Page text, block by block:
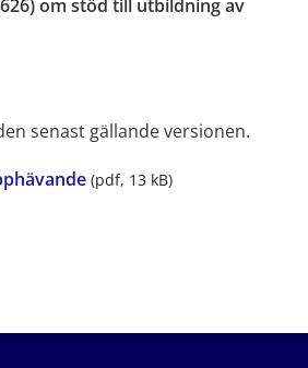
om stöd till utbildning av
senast gällande versionen.
pdf, 13 kB.
(pdf, 13 kB)